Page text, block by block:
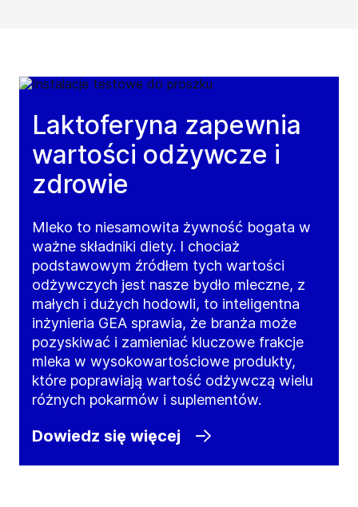
Laktoferyna zapewnia
wartości odżywcze i
zdrowie
Mleko to niesamowita żywność bogata w
ważne składniki diety. I chociaż
podstawowym źródłem tych wartości
odżywczych jest nasze bydło mleczne, z
małych i dużych hodowli, to inteligentna
inżynieria GEA sprawia, że branża może
pozyskiwać i zamieniać kluczowe frakcje
mleka w wysokowartościowe produkty,
które poprawiają wartość odżywczą wielu
różnych pokarmów i suplementów.
Dowiedz się więcej